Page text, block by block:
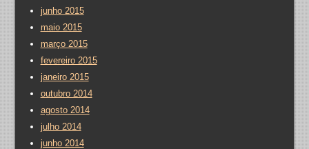
junho 2015
maio 2015
março 2015
fevereiro 2015
janeiro 2015
outubro 2014
agosto 2014
julho 2014
junho 2014